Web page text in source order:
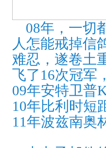
08年，一切
人怎能戒掉信
难忍，遂卷土
飞了16次冠军
09年安特卫普
10年比利时短
11年波兹南奥